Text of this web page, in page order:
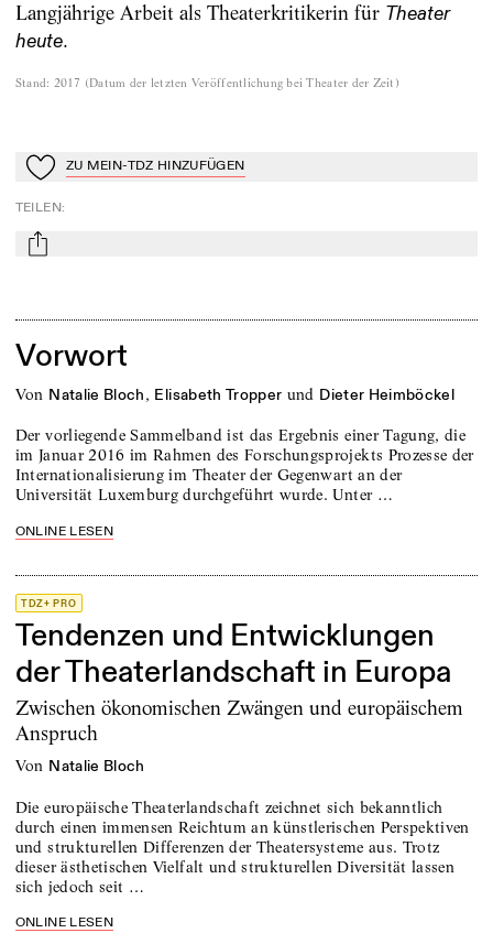
Langjährige Arbeit als Theaterkritikerin für Theater
heute.
Stand: 2017 (Datum der letzten Veröffentlichung bei Theater der Zeit )
Zu Mein-TdZ hinzufügen
ZU MEIN-TDZ HINZUFÜGEN
TEILEN:
mail
Vorwort
von Natalie Bloch, Elisabeth Tropper und Dieter Heimböckel
Der vorliegende Sammelband ist das Ergebnis einer Tagung, die
im Januar 2016 im Rahmen des Forschungsprojekts Prozesse der
Internationalisierung im Theater der Gegenwart an der
Universität Luxemburg durchgeführt wurde. Unter …
ONLINE LESEN
TDZ+ PRO
Tendenzen und Entwicklungen
der Theaterlandschaft in Europa
Zwischen ökonomischen Zwängen und europäischem
Anspruch
von Natalie Bloch
Die europäische Theaterlandschaft zeichnet sich bekanntlich
durch einen immensen Reichtum an künstlerischen Perspektiven
und strukturellen Differenzen der Theatersysteme aus. Trotz
dieser ästhetischen Vielfalt und strukturellen Diversität lassen
sich jedoch seit …
ONLINE LESEN